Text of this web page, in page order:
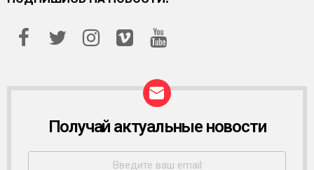
С
Получай актуальные новости